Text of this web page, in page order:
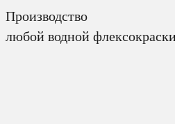
Производство
любой водной флексокраски